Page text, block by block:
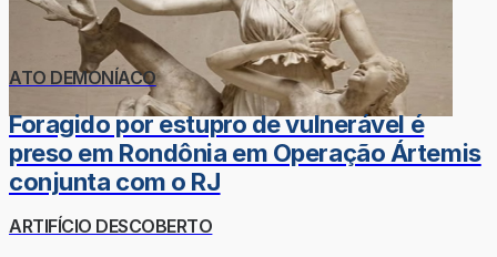
ATO DEMONÍACO
Foragido por estupro de vulnerável é
preso em Rondônia em Operação Ártemis
conjunta com o RJ
ARTIFÍCIO DESCOBERTO